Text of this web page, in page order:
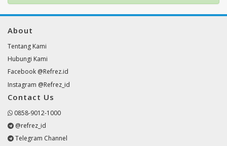
About
Tentang Kami
Hubungi Kami
Facebook @Refrez.id
Instagram @Refrez_id
Contact Us
0858-9012-1000
@refrez_id
Telegram Channel